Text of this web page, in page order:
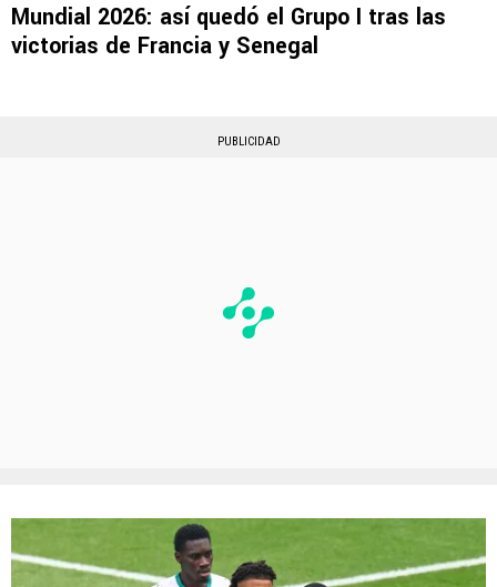
Mundial 2026: así quedó el Grupo I tras las
victorias de Francia y Senegal
PUBLICIDAD